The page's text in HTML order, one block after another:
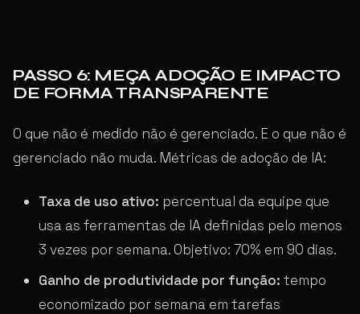
PASSO 6: MEÇA ADOÇÃO E IMPACTO
DE FORMA TRANSPARENTE
O que não é medido não é gerenciado. E o que não é
gerenciado não muda. Métricas de adoção de IA:
Taxa de uso ativo: percentual da equipe que
usa as ferramentas de IA definidas pelo menos
3 vezes por semana. Objetivo: 70% em 90 dias.
Ganho de produtividade por função: tempo
economizado por semana em tarefas